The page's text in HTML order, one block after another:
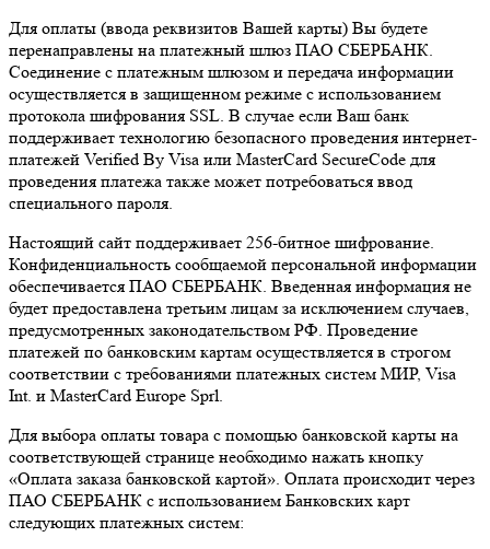
Для оплаты (ввода реквизитов Вашей карты) Вы будете
перенаправлены на платежный шлюз ПАО СБЕРБАНК.
Соединение с платежным шлюзом и передача информации
осуществляется в защищенном режиме с использованием
протокола шифрования SSL. В случае если Ваш банк
поддерживает технологию безопасного проведения интернет-
платежей Verified By Visa или MasterCard SecureCode для
проведения платежа также может потребоваться ввод
специального пароля.
Настоящий сайт поддерживает 256-битное шифрование.
Конфиденциальность сообщаемой персональной информации
обеспечивается ПАО СБЕРБАНК. Введенная информация не
будет предоставлена третьим лицам за исключением случаев,
предусмотренных законодательством РФ. Проведение
платежей по банковским картам осуществляется в строгом
соответствии с требованиями платежных систем МИР, Visa
Int. и MasterCard Europe Sprl.
Для выбора оплаты товара с помощью банковской карты на
соответствующей странице необходимо нажать кнопку
«Оплата заказа банковской картой». Оплата происходит через
ПАО СБЕРБАНК с использованием Банковских карт
следующих платежных систем: